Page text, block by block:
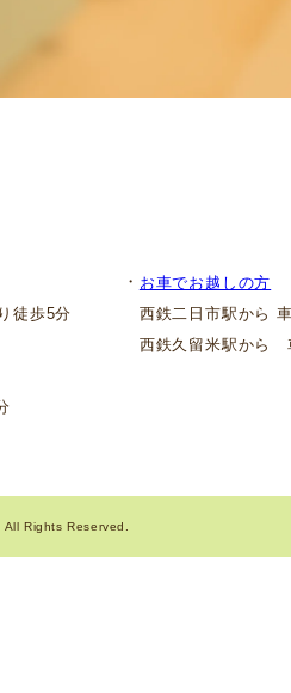
徒歩5分
・ お車でお越しの方
西鉄二日市駅から
西鉄久留米駅から
All Rights Reserved.